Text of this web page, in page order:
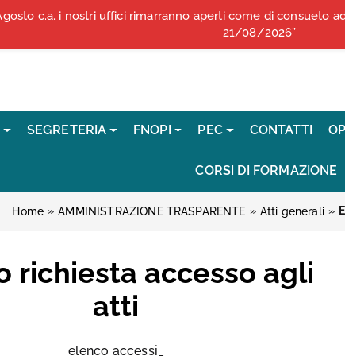
SEGRETERIA FNOPI PEC CONTATTI
CORSI DI FORMAZIONE
Home » AMMINISTRAZIONE TRASPARENTE » Atti generali »
richiesta accesso agli
atti
elenco accessi_
c.a. i nostri uffici rimarranno aperti come di consueto
21/08/2026”